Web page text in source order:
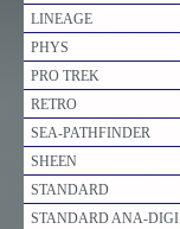
LINEAGE
PHYS
PRO TREK
RETRO
SEA-PATHFINDER
SHEEN
STANDARD
STANDARD ANA-DIGI